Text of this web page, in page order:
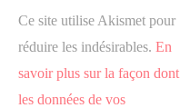
Ce site utilise Akismet pour
réduire les indésirables. En
savoir plus sur la façon dont
les données de vos